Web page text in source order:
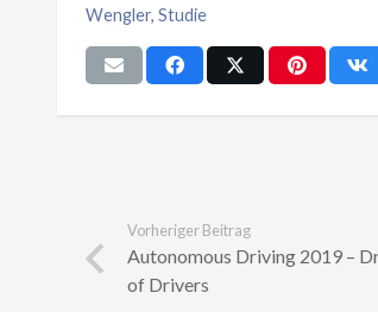
Wengler, Studie
Vorheriger Beitrag
Autonomous Driving 2019 –
of Drivers